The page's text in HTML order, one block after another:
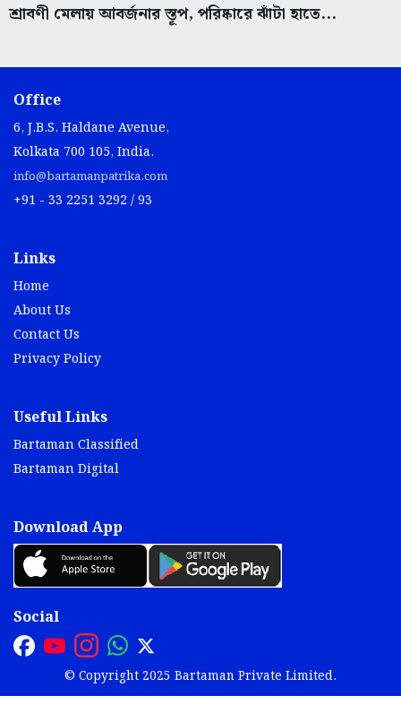
শ্রাবণী মেলায় আবর্জনার স্তূপ, পরিষ্কারে ঝাঁটা হাতে...
Office
6, J.B.S. Haldane Avenue,
Kolkata 700 105, India.
info@bartamanpatrika.com
+91 - 33 2251 3292 / 93
Links
Home
About Us
Contact Us
Privacy Policy
Useful Links
Bartaman Classified
Bartaman Digital
Download App
Social
© Copyright 2025 Bartaman Private Limited.